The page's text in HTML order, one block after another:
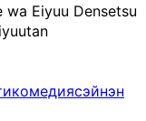
wa Eiyuu Densetsu
комедиясэйнэн